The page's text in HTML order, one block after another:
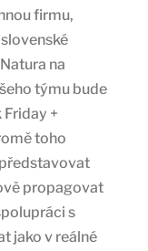
firmu,
na
týmu bude
+
toho
propagovat
s
jako v reálné